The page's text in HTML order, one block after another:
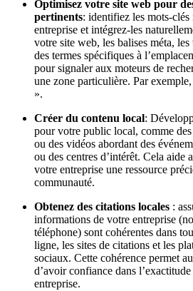
Optimisez votre site web pour
pertinents: identifiez les mots-
entreprise et intégrez-les
votre site web, les balises méta,
des termes spécifiques à
pour signaler aux moteurs de
une zone particulière. Par
».
Créer du contenu local:
pour votre public local, comme
ou des vidéos abordant des
ou des centres d’intérêt. Cela aide
votre entreprise une ressource
communauté.
Obtenez des citations locales :
informations de votre entreprise
téléphone) sont cohérentes dans
ligne, les sites de citations et les
sociaux. Cette cohérence permet
d’avoir confiance dans
entreprise.